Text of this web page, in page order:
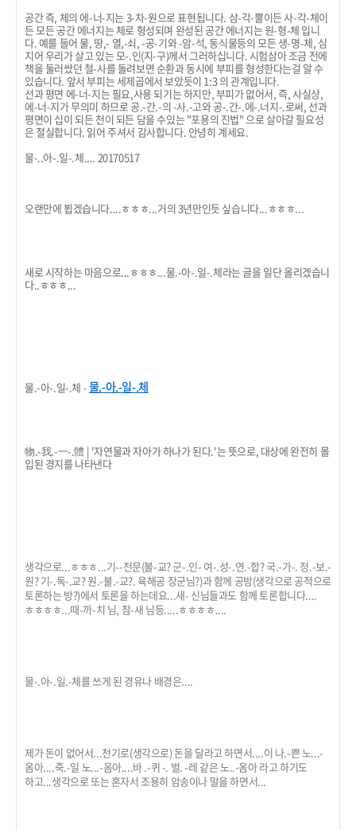
공간 즉, 체의 에-너-지는 3-차-원으로 표현됩니다. 삼-각-뿔이든 사-각-체이
든 모든 공간 에너지는 체로 형성되며 완성된 공간 에너지는 원-형-체 입니
다. 예를 들어 물, 땅,- 열,-쇠, -공-기와 -암-석, 동식물등의 모든 생-명-체, 심
지어 우리가 살고 있는 모-.인(지-구)께서 그러하십니다. 시험삼아 조금 전에
책을 둘러쌌던 철-사를 돌려보면 순환과 동시에 부피를 형성한다는걸 알 수
있습니다. 앞서 부피는 세제곱에서 보았듯이 1:3 의 관계입니다.
선과 평면 에-너-지는 필요,사용 되기는 하지만, 부피가 없어서, 즉, 사실상,
에-너-지가 무의미 하므로 공.-간.-의 -사.-고와 공-.간-.에-.너지-.로써, 선과
평면이 십이 되든 천이 되든 담을 수있는 "포용의 진법" 으로 살아갈 필요성
은 절실합니다. 읽어 주셔서 감사합니다. 안녕히 계세요.
물-..아-.일-.체.... 20170517
오랜만에 뵙겠습니다....ㅎㅎㅎ...거의 3년만인듯 싶습니다...ㅎㅎㅎ...
새로 시작하는 마음으로...ㅎㅎㅎ...물.-아-.일-.체라는 글을 일단 올리겠습니
다..ㅎㅎㅎ...
물.-아-.일-.체 -물.-아.-일-.체
物.-我.-一-.體 | '자연물과 자아가 하나가 된다.'는 뜻으로, 대상에 완전히 몰
입된 경지를 나타낸다
생각으로...ㅎㅎㅎ...기--천문(불-교? 군-.인- 여-.성-.연.-합? 국.-가-. 정.-보.-
원? 기-.독-.교? 원.-불.-교?. 육해공 장군님?)과 함께 공방(생각으로 공적으로
토론하는 방?)에서 토론을 하는데요...새- 신님들과도 함께 토론합니다....
ㅎㅎㅎㅎ...때-까-치 님, 참-새 님등.....ㅎㅎㅎㅎ....
물-.아-.일.-체를 쓰게 된 경유나 배경은....
제가 돈이 없어서...천기로(생각으로) 돈을 달라고 하면서....이 나.-쁜 노...-
옴아....죽.-일 노...-옴아....바 .-퀴 -. 벌. -레 같은 노..-옴아 라고 하기도
하고...생각으로 또는 혼자서 조용히 암송이나 말을 하면서...